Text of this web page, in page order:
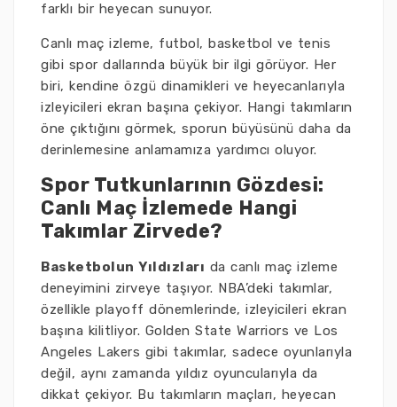
farklı bir heyecan sunuyor.
Canlı maç izleme, futbol, basketbol ve tenis
gibi spor dallarında büyük bir ilgi görüyor. Her
biri, kendine özgü dinamikleri ve heyecanlarıyla
izleyicileri ekran başına çekiyor. Hangi takımların
öne çıktığını görmek, sporun büyüsünü daha da
derinlemesine anlamamıza yardımcı oluyor.
Spor Tutkunlarının Gözdesi:
Canlı Maç İzlemede Hangi
Takımlar Zirvede?
Basketbolun Yıldızları da canlı maç izleme
deneyimini zirveye taşıyor. NBA’deki takımlar,
özellikle playoff dönemlerinde, izleyicileri ekran
başına kilitliyor. Golden State Warriors ve Los
Angeles Lakers gibi takımlar, sadece oyunlarıyla
değil, aynı zamanda yıldız oyuncularıyla da
dikkat çekiyor. Bu takımların maçları, heyecan